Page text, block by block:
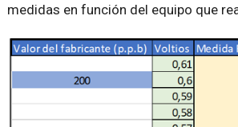
medidas en función del equipo que